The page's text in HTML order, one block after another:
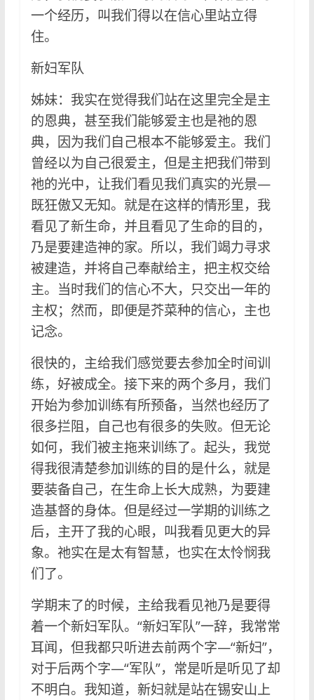
一个经历，叫我们得以在信心里站立得
住。
新妇军队
姊妹：我实在觉得我们站在这里完全是主
的恩典，甚至我们能够爱主也是祂的恩
典，因为我们自己根本不能够爱主。我们
曾经以为自己很爱主，但是主把我们带到
祂的光中，让我们看见我们真实的光景—
既狂傲又无知。就是在这样的情形里，我
看见了新生命，并且看见了生命的目的，
乃是要建造神的家。所以，我们竭力寻求
被建造，并将自己奉献给主，把主权交给
主。当时我们的信心不大，只交出一年的
主权；然而，即便是芥菜种的信心，主也
记念。
很快的，主给我们感觉要去参加全时间训
练，好被成全。接下来的两个多月，我们
开始为参加训练有所预备，当然也经历了
很多拦阻，自己也有很多的失败。但无论
如何，我们被主拖来训练了。起头，我觉
得我很清楚参加训练的目的是什么，就是
要装备自己，在生命上长大成熟，为要建
造基督的身体。但是经过一学期的训练之
后，主开了我的心眼，叫我看见更大的异
象。祂实在是太有智慧，也实在太怜悯我
们了。
学期末了的时候，主给我看见祂乃是要得
着一个新妇军队。“新妇军队”一辞，我常常
耳闻，但我都只听进去前两个字—“新妇”，
对于后两个字—“军队”，常是听是听见了却
不明白。我知道，新妇就是站在锡安山上